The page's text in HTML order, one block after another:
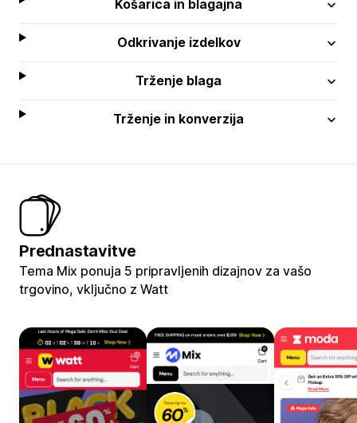
Košarica in blagajna
Odkrivanje izdelkov
Trženje blaga
Trženje in konverzija
Prednastavitve
Tema Mix ponuja 5 pripravljenih dizajnov za vašo
trgovino, vključno z Watt